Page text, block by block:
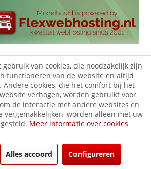
gebruik van cookies, die noodzakelijk zijn
functioneren van de website en altijd
Andere cookies, die het comfort bij het
verhogen, worden gebruikt voor
de interactie met andere websites en
vergemakkelijken, worden alleen met uw
Meer informatie over cookies
Alles accoord Configureren